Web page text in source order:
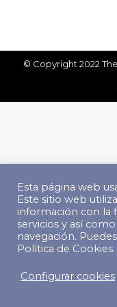
© Copyright 2022
Esta página web
Este sitio web
información con la
servicios y así
navegación.
Política de Cookies.
Configurar cookies